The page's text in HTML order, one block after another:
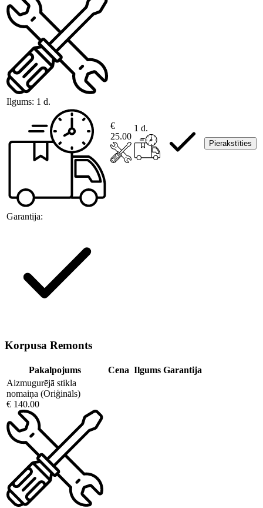
Ilgums: 1 d.
Garantija:
€
25.00
1 d.
Pierakstīties
Korpusa Remonts
Pakalpojums Cena Ilgums Garantija
Aizmugurējā stikla
nomaiņa (Oriģināls)
€ 140.00